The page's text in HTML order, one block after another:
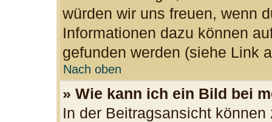
würden wir uns freuen, wenn
Informationen dazu können
gefunden werden (siehe Link
Nach oben
» Wie kann ich ein Bild bei
In der Beitragsansicht